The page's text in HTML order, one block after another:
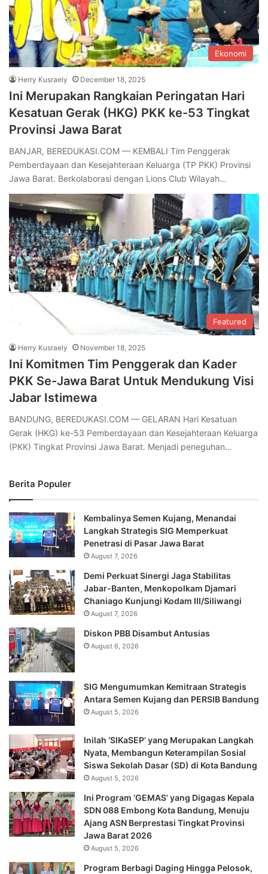
Ekonomi
Herry Kusraely December 18, 2025
Ini Merupakan Rangkaian Peringatan Hari
Kesatuan Gerak (HKG) PKK ke-53 Tingkat
Provinsi Jawa Barat
BANJAR, BEREDUKASI.COM — KEMBALI Tim Penggerak
Pemberdayaan dan Kesejahteraan Keluarga (TP PKK) Provinsi
Jawa Barat. Berkolaborasi dengan Lions Club Wilayah…
Featured
Herry Kusraely November 18, 2025
Ini Komitmen Tim Penggerak dan Kader
PKK Se-Jawa Barat Untuk Mendukung Visi
Jabar Istimewa
BANDUNG, BEREDUKASI.COM — GELARAN Hari Kesatuan
Gerak (HKG) ke-53 Pemberdayaan dan Kesejahteraan Keluarga
(PKK) Tingkat Provinsi Jawa Barat. Menjadi peneguhan…
Berita Populer
Kembalinya Semen Kujang, Menandai
Langkah Strategis SIG Memperkuat
Penetrasi di Pasar Jawa Barat
August 7, 2026
Demi Perkuat Sinergi Jaga Stabilitas
Jabar-Banten, Menkopolkam Djamari
Chaniago Kunjungi Kodam III/Siliwangi
August 7, 2026
Diskon PBB Disambut Antusias
August 6, 2026
SIG Mengumumkan Kemitraan Strategis
Antara Semen Kujang dan PERSIB Bandung
August 5, 2026
Inilah ‘SIKaSEP’ yang Merupakan Langkah
Nyata, Membangun Keterampilan Sosial
Siswa Sekolah Dasar (SD) di Kota Bandung
August 5, 2026
Ini Program ‘GEMAS’ yang Digagas Kepala
SDN 088 Embong Kota Bandung, Menuju
Ajang ASN Berprestasi Tingkat Provinsi
Jawa Barat 2026
August 5, 2026
Program Berbagi Daging Hingga Pelosok,